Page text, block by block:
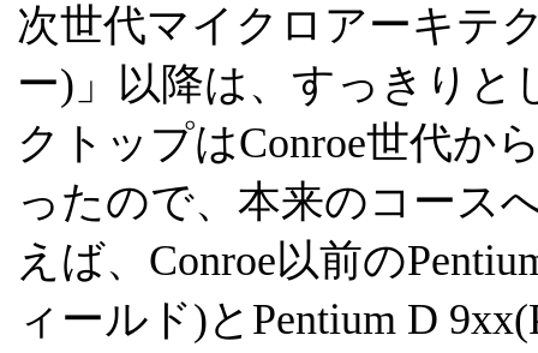
次世代マイクロアーキテ
ー)」以降は、すっきりと
クトップはConroe世代か
ったので、本来のコース
えば、Conroe以前の
ィールド)とPentium D